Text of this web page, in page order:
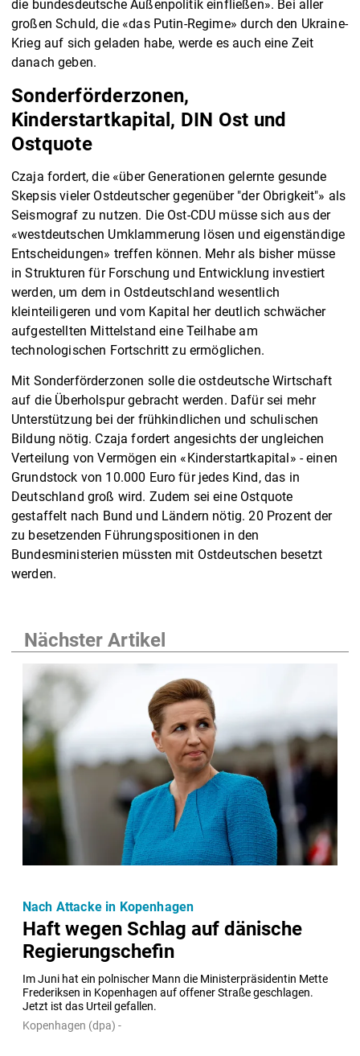
die bundesdeutsche Außenpolitik einfließen». Bei aller
großen Schuld, die «das Putin-Regime» durch den Ukraine-
Krieg auf sich geladen habe, werde es auch eine Zeit
danach geben.
Sonderförderzonen,
Kinderstartkapital, DIN Ost und
Ostquote
Czaja fordert, die «über Generationen gelernte gesunde
Skepsis vieler Ostdeutscher gegenüber "der Obrigkeit"» als
Seismograf zu nutzen. Die Ost-CDU müsse sich aus der
«westdeutschen Umklammerung lösen und eigenständige
Entscheidungen» treffen können. Mehr als bisher müsse
in Strukturen für Forschung und Entwicklung investiert
werden, um dem in Ostdeutschland wesentlich
kleinteiligeren und vom Kapital her deutlich schwächer
aufgestellten Mittelstand eine Teilhabe am
technologischen Fortschritt zu ermöglichen.
Mit Sonderförderzonen solle die ostdeutsche Wirtschaft
auf die Überholspur gebracht werden. Dafür sei mehr
Unterstützung bei der frühkindlichen und schulischen
Bildung nötig. Czaja fordert angesichts der ungleichen
Verteilung von Vermögen ein «Kinderstartkapital» - einen
Grundstock von 10.000 Euro für jedes Kind, das in
Deutschland groß wird. Zudem sei eine Ostquote
gestaffelt nach Bund und Ländern nötig. 20 Prozent der
zu besetzenden Führungspositionen in den
Bundesministerien müssten mit Ostdeutschen besetzt
werden.
Nächster Artikel
Haft wegen Schlag auf dänische
Regierungschefin
Im Juni hat ein polnischer Mann die Ministerpräsidentin Mette
Frederiksen in Kopenhagen auf offener Straße geschlagen.
Jetzt ist das Urteil gefallen.
Nach Attacke in Kopenhagen
Kopenhagen (dpa) -